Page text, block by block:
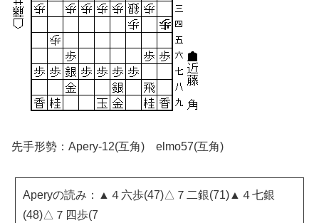
先手形勢：Apery-12(互角) elmo57(互角)
Aperyの読み：▲４六歩(47)△７二銀(71)▲４七銀
(48)△７四歩(7